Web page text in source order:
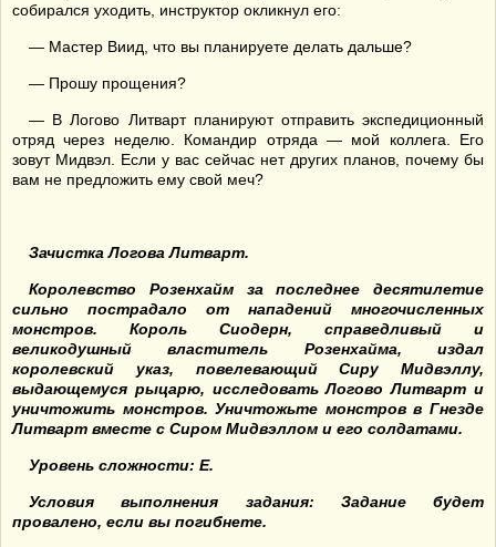
собирался уходить, инструктор окликнул его:
— Мастер Виид, что вы планируете делать дальше?
— Прошу прощения?
— В Логово Литварт планируют отправить экспедиционный
отряд через неделю. Командир отряда — мой коллега. Его
зовут Мидвэл. Если у вас сейчас нет других планов, почему бы
вам не предложить ему свой меч?
Зачистка Логова Литварт.
Королевство Розенхайм за последнее десятилетие
сильно пострадало от нападений многочисленных
монстров. Король Сиодерн, справедливый и
великодушный властитель Розенхайма, издал
королевский указ, повелевающий Сиру Мидвэллу,
выдающемуся рыцарю, исследовать Логово Литварт и
уничтожить монстров. Уничтожьте монстров в Гнезде
Литварт вместе с Сиром Мидвэллом и его солдатами.
Уровень сложности: E.
Условия выполнения задания: Задание будет
провалено, если вы погибнете.